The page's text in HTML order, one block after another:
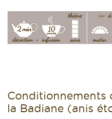
Conditionnements
la Badiane (anis